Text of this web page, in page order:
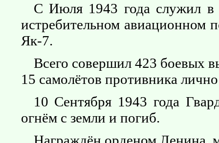
С Июля 1943 года служил в
истребительном авиационном
Як-7.
Всего совершил 423 боевых
15 самолётов противника
10 Сентября 1943 года
огнём с земли и погиб.